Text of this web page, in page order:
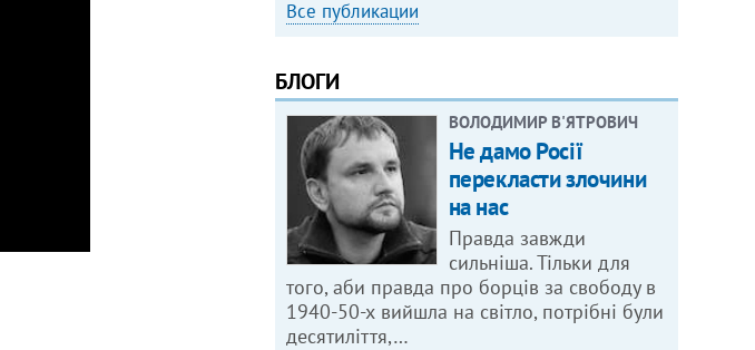
Все публикации
БЛОГИ
ВОЛОДИМИР В'ЯТРОВИЧ
Не дамо Росії
перекласти злочини
на нас
Правда завжди
сильніша. Тільки для
того, аби правда про борців за свободу в
1940-50-х вийшла на світло, потрібні були
десятиліття,…